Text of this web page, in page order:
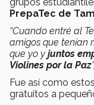
grupos
PrepaTec de
“Cuando entré al
amigos que tenían
que yo y juntos
Violines por la Paz
Fue así como
gratuitos a